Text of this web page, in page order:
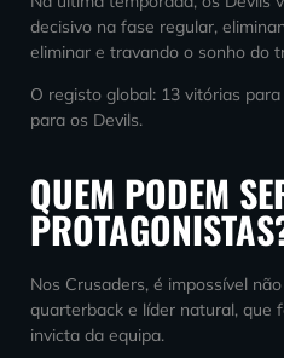
decisivo na fase regular,
eliminar e travando o sonho do
O registo global: 13 vitórias
para os Devils.
QUEM PODEM
Nos Crusaders, é impossível
quarterback e líder natural, que
invicta da equipa.